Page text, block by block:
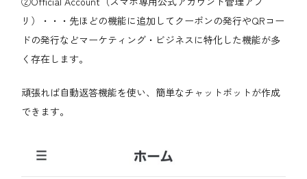
リ）・・・先ほどの機能に追加してクーポンの発行やQRコー
ドの発行などマーケティング・ビジネスに特化した機能が多
く存在します。
頑張れば自動返答機能を使い、簡単なチャットボットが作成
できます。